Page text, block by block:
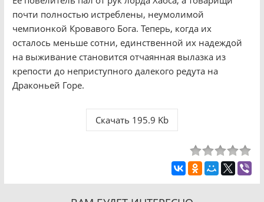
почти полностью истреблены, неумолимой
чемпионкой Кровавого Бога. Теперь, когда их
осталось меньше сотни, единственной их надеждой
на выживание становится отчаянная вылазка из
крепости до неприступного далекого редута на
Драконьей Горе.
Скачать 195.9 Kb